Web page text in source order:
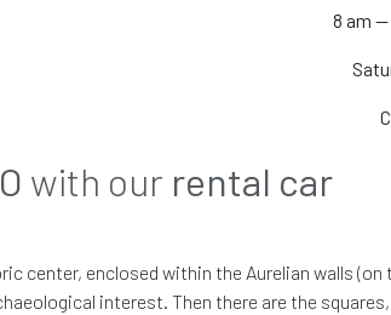
машину, принадлежащую к более
путешествие и сделать аренду
CONTACT PURPOSES. *
Автомобиль
предлагаем
или похожая модель*
/ в день
включено
8 am
with our rental car
center, enclosed within the Aurelian walls
interest. Then there are the